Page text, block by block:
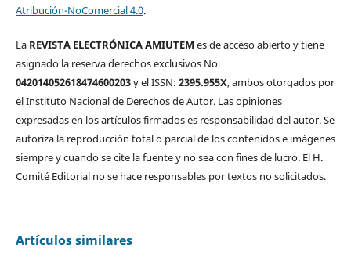
Atribución-NoComercial 4.0.
La REVISTA ELECTRÓNICA AMIUTEM es de acceso abierto y tiene
asignado la reserva derechos exclusivos No.
042014052618474600203y el ISSN: 2395.955X, ambos otorgados por
el Instituto Nacional de Derechos de Autor. Las opiniones
expresadas en los artículos firmados es responsabilidad del autor. Se
autoriza la reproducción total o parcial de los contenidos e imágenes
siempre y cuando se cite la fuente y no sea con fines de lucro. El H.
Comité Editorial no se hace responsables por textos no solicitados.
Artículos similares